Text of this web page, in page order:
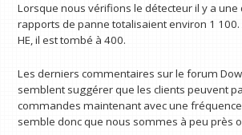
Lorsque nous vérifions le détecteur il y a une
rapports de panne totalisaient environ 1
HE, il est tombé à 400.
Les derniers commentaires sur le forum
semblent suggérer que les clients peuvent
commandes maintenant avec une
semble donc que nous sommes à peu près